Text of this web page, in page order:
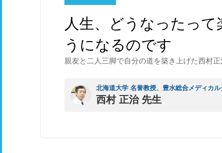
人生、どうなったっ
うになるのです
親友と二人三脚で自分の道を築き上げた西村
北海道大学 名誉教授、豊水総合メディカ
西村 正治 先生